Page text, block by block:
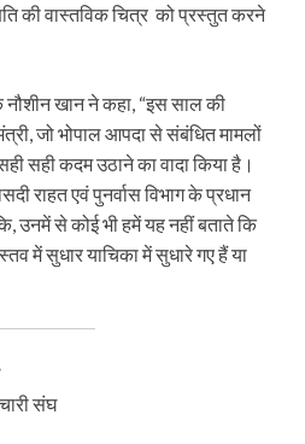
की वास्तविक चित्र को प्रस्तुत करने
खान ने कहा, “इस साल की
जो भोपाल आपदा से संबंधित मामलों
सही कदम उठाने का वादा किया है।
राहत एवं पुनर्वास विभाग के प्रधान
उनमें से कोई भी हमें यह नहीं बताते कि
में सुधार याचिका में सुधारे गए हैं या
संघ